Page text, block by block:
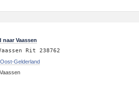
Vaassen
Rit 238762
Gelderland
Vaassen